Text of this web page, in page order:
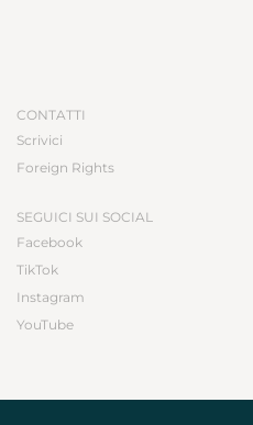
CONTATTI
Scrivici
Foreign Rights
SEGUICI SUI SOCIAL
Facebook
TikTok
Instagram
YouTube